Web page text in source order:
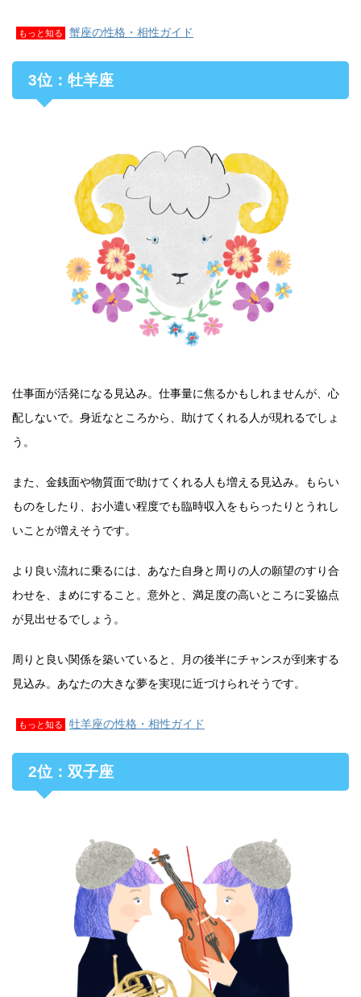
もっと知る 蟹座の性格・相性ガイド
3位：牡羊座
仕事面が活発になる見込み。仕事量に焦るかもしれませんが、心
配しないで。身近なところから、助けてくれる人が現れるでしょ
う。
また、金銭面や物質面で助けてくれる人も増える見込み。もらい
ものをしたり、お小遣い程度でも臨時収入をもらったりとうれし
いことが増えそうです。
より良い流れに乗るには、あなた自身と周りの人の願望のすり合
わせを、まめにすること。意外と、満足度の高いところに妥協点
が見出せるでしょう。
周りと良い関係を築いていると、月の後半にチャンスが到来する
見込み。あなたの大きな夢を実現に近づけられそうです。
もっと知る 牡羊座の性格・相性ガイド
2位：双子座